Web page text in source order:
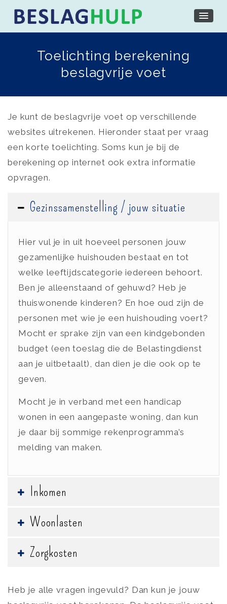
Toelichting berekening
beslagvrije voet
Je kunt de beslagvrije voet op verschillende
websites uitrekenen. Hieronder staat per vraag
een korte toelichting. Soms kun je bij de
berekening op internet ook extra informatie
opvragen.
Gezinssamenstelling / jouw situatie
Hier vul je in uit hoeveel personen jouw
gezamenlijke huishouden bestaat en tot
welke leeftijdscategorie iedereen behoort.
Ben je alleenstaand of gehuwd? Heb je
thuiswonende kinderen? En hoe oud zijn de
personen met wie je een huishouding voert?
Mocht er sprake zijn van een kindgebonden
budget (een toeslag die de Belastingdienst
aan je uitbetaalt), dan dien je die ook op te
geven.
Mocht je in verband met een handicap
wonen in een aangepaste woning, dan kun
je daar bij sommige rekenprogramma’s
melding van maken.
Inkomen
Woonlasten
Zorgkosten
Heb je alle vragen ingevuld? Dan kun je jouw